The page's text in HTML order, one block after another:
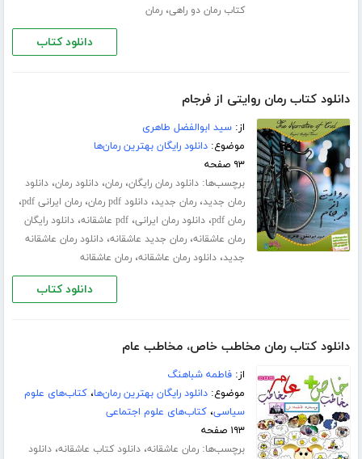
کتاب رمان دو راهی،رمان
دانلود کتاب
دانلود کتاب رمان روایتی از فرجام
از:سید ابوالفضل طاهری
موضوع:دانلود رایگان بهترین رمان‌ها
۹۳ صفحه
برچسب‌ها:دانلود رمان رایگان،رمان،دانلود رمان،دانلود
رمان جدید،رمان جدید،دانلود pdf رمان ،رمان ایرانی pdf ،
رمان pdf ،دانلود رمان ایرانی،pdf عاشقانه ،دانلود رایگان
رمان عاشقانه،رمان جدید عاشقانه،دانلود رمان عاشقانه
جدید،دانلود رمان عاشقانه،رمان عاشقانه
دانلود کتاب
دانلود کتاب رمان مخاطب خاص، مخاطب عام
از:فاطمه شباهنگ
موضوع:دانلود رایگان بهترین رمان‌ها،کتاب‌های علوم
سیاسی،کتاب‌های علوم اجتماعی
۱۹۳ صفحه
برچسب‌ها:رمان عاشقانه،دانلود کتاب عاشقانه،دانلود